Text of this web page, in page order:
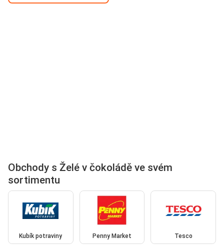
Obchody s Želé v čokoládě ve svém
sortimentu
Kubík potraviny Penny Market Tesco